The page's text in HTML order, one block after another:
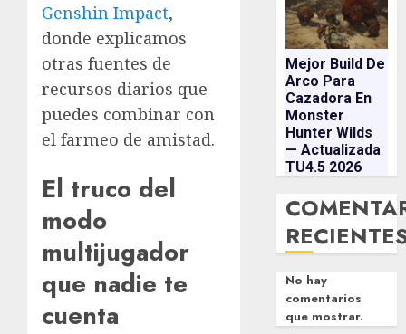
Genshin Impact,
donde explicamos
otras fuentes de
recursos diarios que
puedes combinar con
el farmeo de amistad.
El truco del
modo
multijugador
que nadie te
cuenta
Mejor Build De
Arco Para
Cazadora En
Monster
Hunter Wilds
— Actualizada
TU4.5 2026
No hay
comentarios
que mostrar.